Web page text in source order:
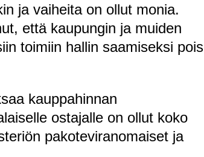
ja vaiheita on ollut monia.
että kaupungin ja muiden
toimiin hallin saamiseksi pois
kauppahinnan
ostajalle on ollut koko
pakoteviranomaiset ja